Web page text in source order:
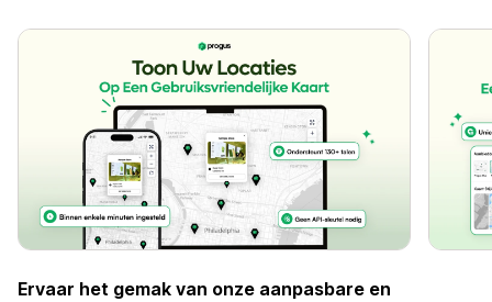
Ervaar het gemak van onze aanpasbare en